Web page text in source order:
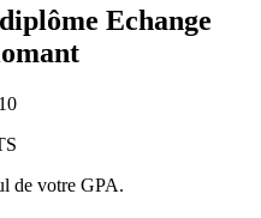
Echange
de votre GPA.